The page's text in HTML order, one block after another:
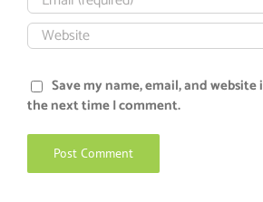
Save my name, email, and
the next time I comment.